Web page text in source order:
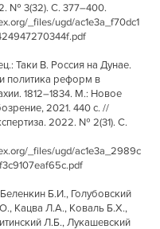
№ 3(32). С. 377–400.
_files/ugd/ac1e3a_f70dc1
Таки В. Россия на Дунае.
политика реформ в
1812–1834. М.: Новое
2021. 440 с. //
2022. № 2(31). С.
_files/ugd/ac1e3a_2989c
Б.И., Голубовский
Кацва Л.А., Коваль Б.Х.,
Л.Б., Лукашевский